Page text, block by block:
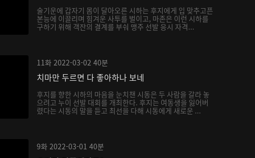
술기운에 갑자기 몸이 달아오른 시하는 후지에게 입 맞추고픈
본능에 이끌리며 힘겨운 사투를 벌이고, 마존은 이런 시하를
구하기 위해 객잔의 결계를 부숴 맹주 선발 응시 자격...
11화 2022-03-02 40분
치마만 두르면 다 좋아하나 보네
후지를 향한 시하의 마음을 눈치챈 시동은 두 사람을 갈라 놓
으려고 누이 선발 대회를 개최한다. 후지는 여동생을 잃어버
렸다는 시동의 말을 듣고 최선을 다해 시동에게 새로운 ...
9화 2022-03-01 40분